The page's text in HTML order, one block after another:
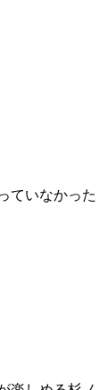
ていなかった